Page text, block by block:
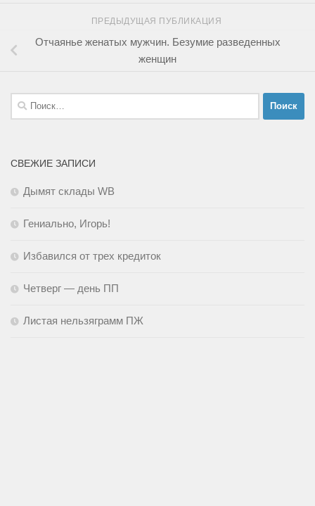
ПРЕДЫДУЩАЯ ПУБЛИКАЦИЯ
Отчаянье женатых мужчин. Безумие разведенных
женщин
Найти:
СВЕЖИЕ ЗАПИСИ
Дымят склады WB
Гениально, Игорь!
Избавился от трех кредиток
Четверг — день ПП
Листая нельзяграмм ПЖ